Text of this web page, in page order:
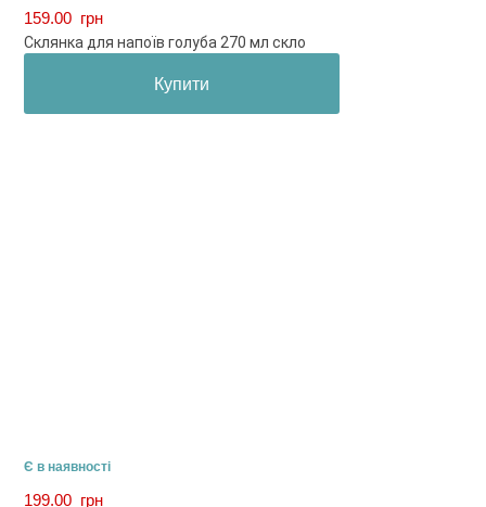
159.00 грн
Склянка для напоїв голуба 270 мл скло
Купити
Є в наявності
199.00 грн